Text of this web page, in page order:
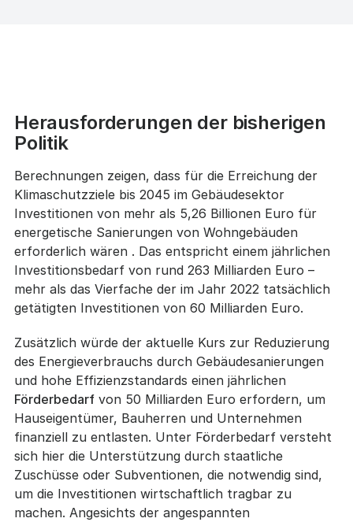
Herausforderungen der bisherigen
Politik
Berechnungen zeigen, dass für die Erreichung der
Klimaschutzziele bis 2045 im Gebäudesektor
Investitionen von mehr als 5,26 Billionen Euro für
energetische Sanierungen von Wohngebäuden
erforderlich wären . Das entspricht einem jährlichen
Investitionsbedarf von rund 263 Milliarden Euro –
mehr als das Vierfache der im Jahr 2022 tatsächlich
getätigten Investitionen von 60 Milliarden Euro.
Zusätzlich würde der aktuelle Kurs zur Reduzierung
des Energieverbrauchs durch Gebäudesanierungen
und hohe Effizienzstandards einen jährlichen
Förderbedarfvon 50 Milliarden Euro erfordern, um
Hauseigentümer, Bauherren und Unternehmen
finanziell zu entlasten. Unter Förderbedarf versteht
sich hier die Unterstützung durch staatliche
Zuschüsse oder Subventionen, die notwendig sind,
um die Investitionen wirtschaftlich tragbar zu
machen. Angesichts der angespannten